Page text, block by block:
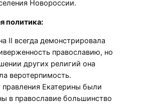
Новороссии.
политика:
II всегда демонстрировала
православию, но
других религий она
веротерпимость.
правления Екатерины были
в православие большинство